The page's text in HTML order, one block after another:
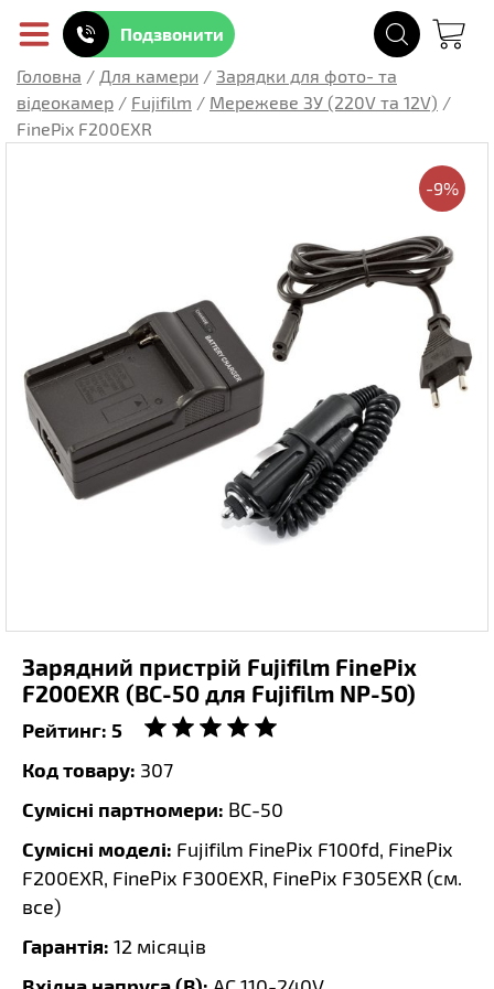
Подзвонити
Головна / Для камери / Зарядки для фото- та
відеокамер / Fujifilm / Мережеве ЗУ (220V та 12V) /
FinePix F200EXR
-9%
Зарядний пристрій Fujifilm FinePix
F200EXR (BC-50 для Fujifilm NP-50)
Рейтинг: 5
Код товару: 307
Сумісні партномери: BC-50
Сумісні моделі: Fujifilm FinePix F100fd, FinePix
F200EXR, FinePix F300EXR, FinePix F305EXR (см.
все)
Гарантія: 12 місяців